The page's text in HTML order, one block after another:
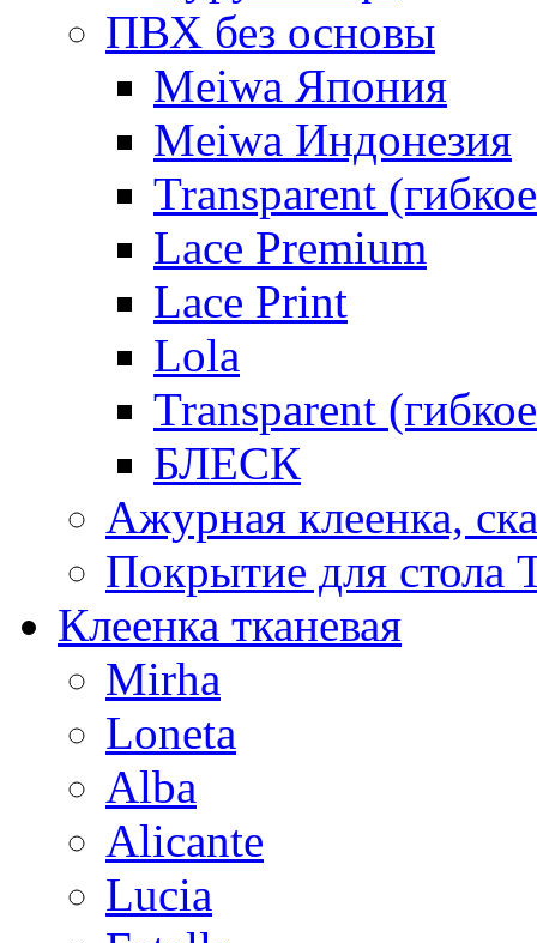
ПВХ без основы
Meiwa Япония
Meiwa Индонезия
Transparent
Lace Premium
Lace Print
Lola
Transparent
БЛЕСК
Ажурная клеенка,
Покрытие для стола
Клеенка тканевая
Mirha
Loneta
Alba
Alicante
Lucia